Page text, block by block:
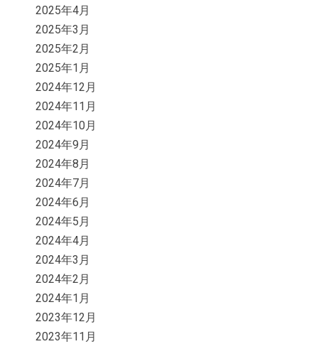
2025年4月
2025年3月
2025年2月
2025年1月
2024年12月
2024年11月
2024年10月
2024年9月
2024年8月
2024年7月
2024年6月
2024年5月
2024年4月
2024年3月
2024年2月
2024年1月
2023年12月
2023年11月